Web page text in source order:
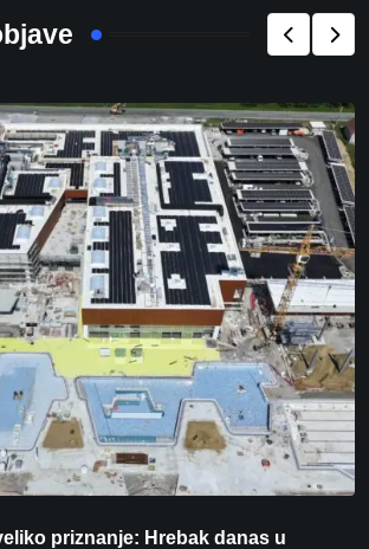
priznanje: Hrebak danas u